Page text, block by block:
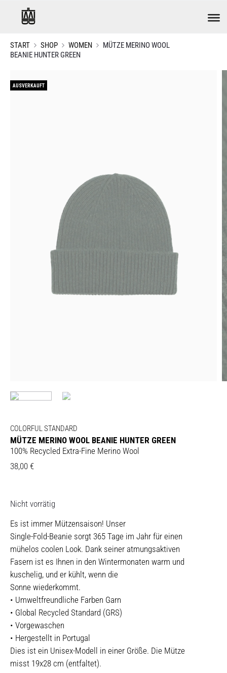
START SHOP WOMEN
MÜTZE MERINO WOOL
BEANIE HUNTER GREEN
AUSVERKAUFT
COLORFUL STANDARD
MÜTZE MERINO WOOL BEANIE HUNTER GREEN
100% Recycled Extra-Fine Merino Wool
38,00 €
Nicht vorrätig
Es ist immer Mützensaison! Unser
Single-Fold-Beanie sorgt 365 Tage im Jahr für einen
mühelos coolen Look. Dank seiner atmungsaktiven
Fasern ist es Ihnen in den Wintermonaten warm und
kuschelig, und er kühlt, wenn die
Sonne wiederkommt.
• Umweltfreundliche Farben Garn
• Global Recycled Standard (GRS)
• Vorgewaschen
• Hergestellt in Portugal
Dies ist ein Unisex-Modell in einer Größe. Die Mütze
misst 19x28 cm (entfaltet).